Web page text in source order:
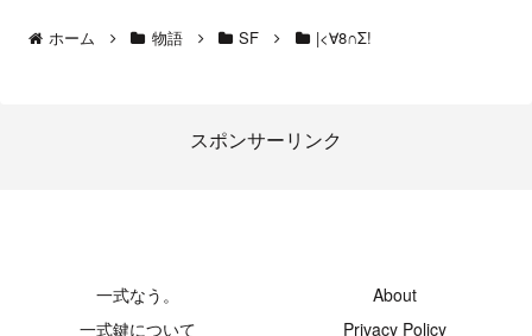
ホーム 物語 SF |<∀8∩Σ!
スポンサーリンク
一式なう。
About
一式鍵について
Privacy Policy